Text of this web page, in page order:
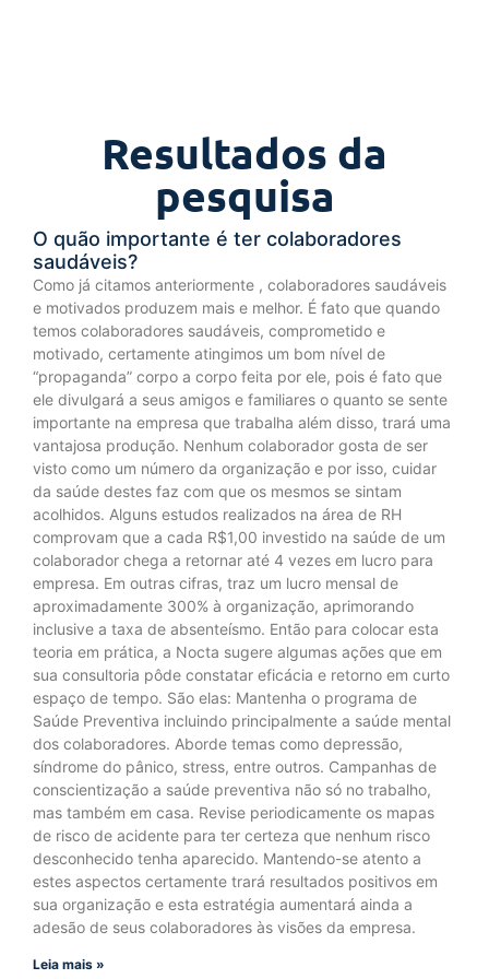
Resultados da
pesquisa
O quão importante é ter colaboradores
saudáveis?
Como já citamos anteriormente , colaboradores saudáveis
e motivados produzem mais e melhor. É fato que quando
temos colaboradores saudáveis, comprometido e
motivado, certamente atingimos um bom nível de
“propaganda” corpo a corpo feita por ele, pois é fato que
ele divulgará a seus amigos e familiares o quanto se sente
importante na empresa que trabalha além disso, trará uma
vantajosa produção. Nenhum colaborador gosta de ser
visto como um número da organização e por isso, cuidar
da saúde destes faz com que os mesmos se sintam
acolhidos. Alguns estudos realizados na área de RH
comprovam que a cada R$1,00 investido na saúde de um
colaborador chega a retornar até 4 vezes em lucro para
empresa. Em outras cifras, traz um lucro mensal de
aproximadamente 300% à organização, aprimorando
inclusive a taxa de absenteísmo. Então para colocar esta
teoria em prática, a Nocta sugere algumas ações que em
sua consultoria pôde constatar eficácia e retorno em curto
espaço de tempo. São elas: Mantenha o programa de
Saúde Preventiva incluindo principalmente a saúde mental
dos colaboradores. Aborde temas como depressão,
síndrome do pânico, stress, entre outros. Campanhas de
conscientização a saúde preventiva não só no trabalho,
mas também em casa. Revise periodicamente os mapas
de risco de acidente para ter certeza que nenhum risco
desconhecido tenha aparecido. Mantendo-se atento a
estes aspectos certamente trará resultados positivos em
sua organização e esta estratégia aumentará ainda a
adesão de seus colaboradores às visões da empresa.
Leia mais »